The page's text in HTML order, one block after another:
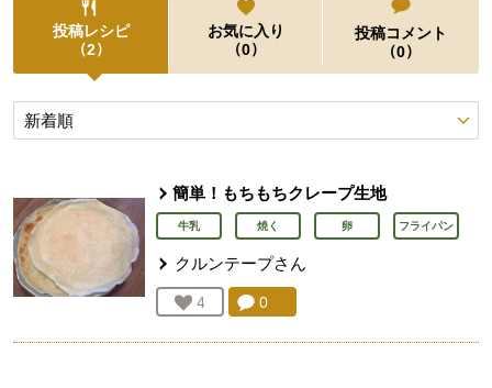
投稿レシピ
（2）
お気に入り
（0）
投稿コメント
（0）
投稿レシピ
簡単！もちもちクレープ生地
牛乳 焼く 卵 フライパン
クルンテープさん
お気に入り登録：
4 人が登録コメント：
0